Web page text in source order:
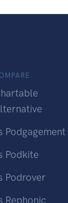
Podgagement
Podkite
Podrover
Rephonic